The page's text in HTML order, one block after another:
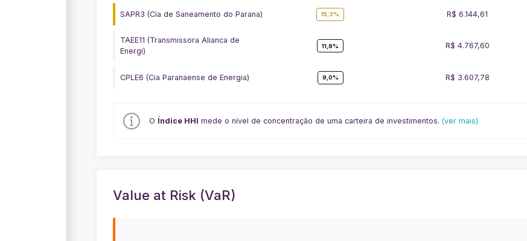
SAPR3 (Cia de Saneamento do Parana) 15,3% R$ 6.144,61
TAEE11 (Transmissora Alianca de
Energi)
11,8% R$ 4.767,60
CPLE6 (Cia Paranaense de Energia) 9,0% R$ 3.607,78
O Índice HHI mede o nível de concentração de uma carteira de investimentos. (ver mais)
Value at Risk (VaR)